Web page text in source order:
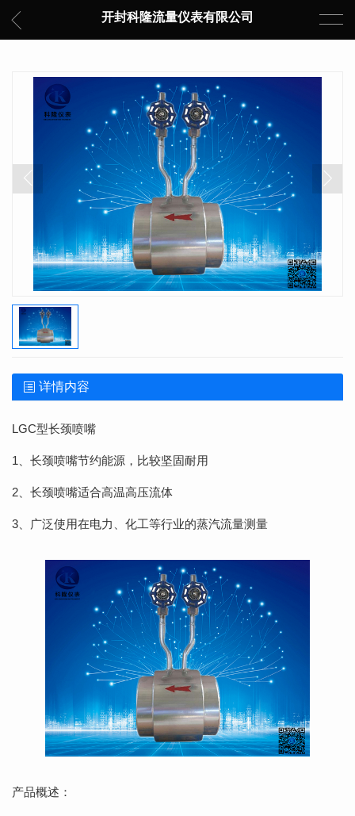
开封科隆流量仪表有限公司
详情内容
LGC型长颈喷嘴
1、长颈喷嘴节约能源，比较坚固耐用
2、长颈喷嘴适合高温高压流体
3、广泛使用在电力、化工等行业的蒸汽流量测量
产品概述：